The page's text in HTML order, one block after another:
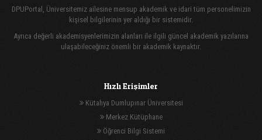
DPUPortal, Üniversitemiz ailesine mensup akademik ve idari tüm personelimizin
kişisel bilgilerinin yer aldığı bir sistemidir.
Ayrıca değerli akademisyenlerimizin alanları ile ilgili güncel akademik yazılarına
ulaşabileceğiniz önemli bir akademik kaynaktır.
Hızlı Erişimler
Kütahya Dumlupınar Üniversitesi
Merkez Kütüphane
Öğrenci Bilgi Sistemi